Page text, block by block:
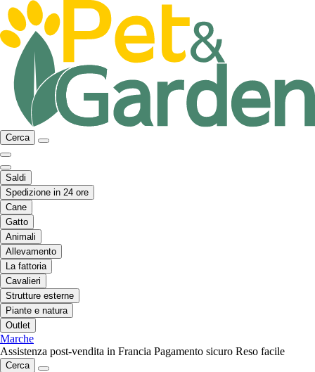
Cerca
Saldi
Spedizione in 24 ore
Cane
Gatto
Animali
Allevamento
La fattoria
Cavalieri
Strutture esterne
Piante e natura
Outlet
Marche
Assistenza post-vendita in Francia Pagamento sicuro Reso facile
Cerca